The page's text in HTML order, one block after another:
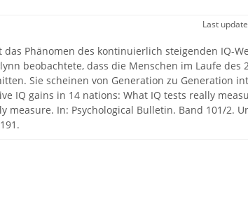
Last
das Phänomen des kontinuierlich steigenden IQ-
beobachtete, dass die Menschen im Laufe des
Sie scheinen von Generation zu Generation
IQ gains in 14 nations: What IQ tests really
measure. In: Psychological Bulletin. Band 101/2.